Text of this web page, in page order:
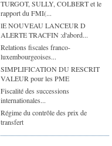
TURGOT, SULLY, COLBERT et le
rapport du FMI(...
lE NOUVEAU LANCEUR D
ALERTE TRACFIN :d'abord...
Relations fiscales franco-
luxembourgeoises...
SIMPLIFICATION DU RESCRIT
VALEUR pour les PME
Fiscalité des successions
internationales...
Régime du contrôle des prix de
transfert